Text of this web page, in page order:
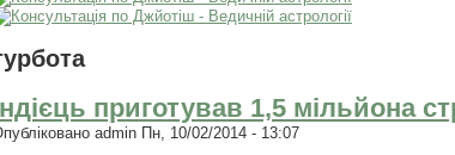
приготував 1,5 мільйона
adminПн, 10/02/2014 - 13:07